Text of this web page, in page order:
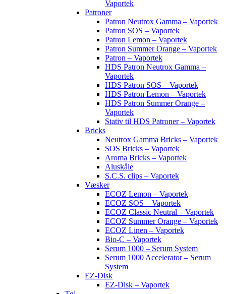
Vaportek
Patroner
Patron Neutrox Gamma – Vaportek
Patron SOS – Vaportek
Patron Lemon – Vaportek
Patron Summer Orange – Vaportek
Patron – Vaportek
HDS Patron Neutrox Gamma –
Vaportek
HDS Patron SOS – Vaportek
HDS Patron Lemon – Vaportek
HDS Patron Summer Orange –
Vaportek
Stativ til HDS Patroner – Vaportek
Bricks
Neutrox Gamma Bricks – Vaportek
SOS Bricks – Vaportek
Aroma Bricks – Vaportek
Aluskåle
S.C.S. clips – Vaportek
Væsker
ECOZ Lemon – Vaportek
ECOZ SOS – Vaportek
ECOZ Classic Neutral – Vaportek
ECOZ Summer Orange – Vaportek
ECOZ Linen – Vaportek
Bio-C – Vaportek
Serum 1000 – Serum System
Serum 1000 Accelerator – Serum
System
EZ-Disk
EZ-Disk – Vaportek